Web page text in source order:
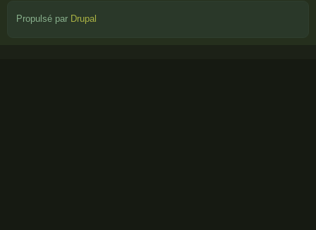
Propulsé par Drupal